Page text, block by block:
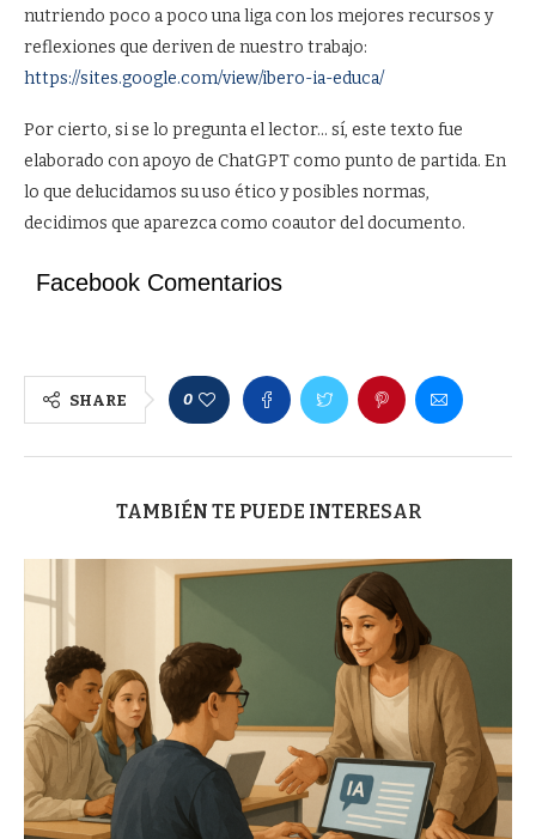
nutriendo poco a poco una liga con los mejores recursos y
reflexiones que deriven de nuestro trabajo:
https://sites.google.com/view/ibero-ia-educa/
Por cierto, si se lo pregunta el lector… sí, este texto fue
elaborado con apoyo de ChatGPT como punto de partida. En
lo que delucidamos su uso ético y posibles normas,
decidimos que aparezca como coautor del documento.
Facebook Comentarios
SHARE 0
TAMBIÉN TE PUEDE INTERESAR